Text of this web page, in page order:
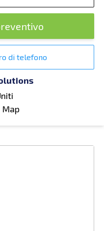
di telefono
Map